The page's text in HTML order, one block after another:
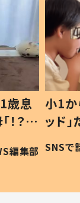
歳息
？」
編集部
小1か
ッド
作り
#令和
SNSで